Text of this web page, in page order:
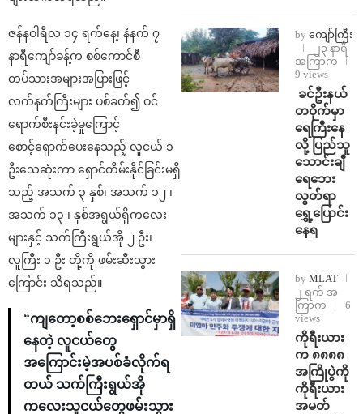
ဇန်နဝါရီလ ၁၄ ရက်နေ့၊ နံနက် ၇
နာရီကျော်ခန့်က စစ်ကောင်စီ
တပ်သားအများအပြားဖြင့်
လက်နက်ကြီးများ ပစ်ခတ်၍ ဝင်
ရောက်စီးနင်းခဲ့မှုကြောင့်
စောင့်ရှောက်ပေးနေသည့် လူငယ် ၁
ဦးသေဆုံးကာ ရှောင်တိမ်းနိုင်ခြင်းမရှိ
သည့် အသက် ၃ နှစ်၊ အသက် ၁၂ ၊
အသက် ၁၃ ၊ နှစ်အရွယ်ရှိကလေး
များနှင့် သက်ကြီးရွယ်အို ၂ ဦး၊
လူကြီး ၁ ဦး တို့ကို ဖမ်းဆီးသွား
ကြောင်း သိရသည်။
“ကျတော့စစ်ဘေးရှောင်မှာရှိ
နေတဲ့ လူငယ်တွေ
အကြောင်းမဲ့အပစ်ခံလိုက်ရ
တယ် သက်ကြီးရွယ်အို
ကလေးသူငယ်တွေဖမ်းသွား
by ကျော်ကြီး
၂၃ နာရီ
အကြာက
9 views
⁩ ⁨ခင်ဦးနယ်
တဝိုက်မှာ
ရေကြီးနေ
လို့ ပြည်သူ
သောင်းချီ
ရေဘေး
လွတ်ရာ
ရွှေ့ပြောင်း
နေရ
by MLAT
၂ ရက် အ
ကြာက
6
views
ကိုရီးယား
က ၈၈၈၈
အကြိုပွဲကို
ကိုရီးယား
အမတ်